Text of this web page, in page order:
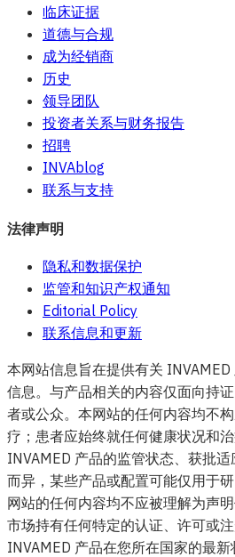
临床证据
道德与合规
成为经销商
历史
领导团队
投资者关系与财务报告
招聘
INVAblog
联系与支持
法律声明
隐私和数据保护
监管和知识产权通知
Editorial Policy
联系信息和更新
本网站信息旨在提供有关
信息。与产品相关的内容仅面向持
者或公众。本网站的任何内容均不
疗；患者应始终就任何健康状况和
INVAMED 产品的监管状态、获批
而异，某些产品或配置可能仅用于
网站的任何内容均不应被理解为声
市场持有任何特定的认证、许可或
INVAMED 产品在您所在国家的最